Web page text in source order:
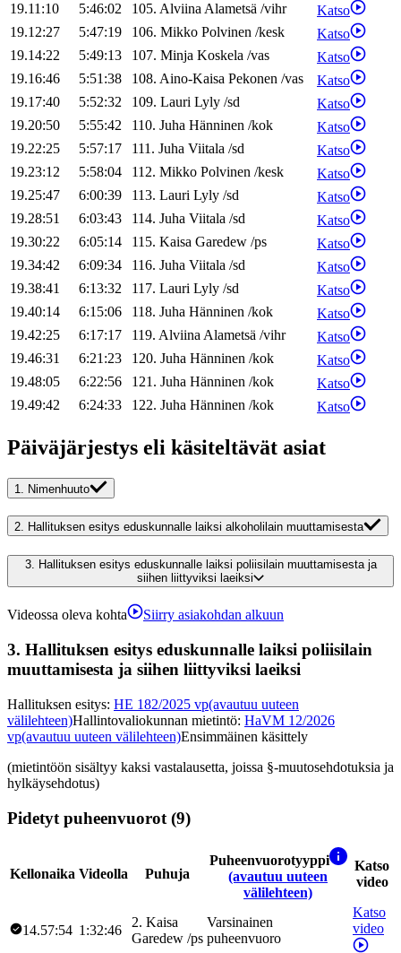
19.11:10
5:46:02 105. AlviinaAlametsä /vihr
Katso
19.12:27
5:47:19 106. Mikko Polvinen /kesk
Katso
19.14:22
5:49:13 107. Minja Koskela /vas
Katso
19.16:46
5:51:38 108. Aino-Kaisa Pekonen /vas
Katso
19.17:40
5:52:32 109. Lauri Lyly /sd
Katso
19.20:50
5:55:42 110. Juha Hänninen /kok
Katso
19.22:25
5:57:17 111. Juha Viitala /sd
Katso
19.23:12
5:58:04 112. Mikko Polvinen /kesk
Katso
19.25:47
6:00:39 113. Lauri Lyly /sd
Katso
19.28:51
6:03:43 114. Juha Viitala /sd
Katso
19.30:22
6:05:14 115. Kaisa Garedew /ps
Katso
19.34:42
6:09:34 116. Juha Viitala /sd
Katso
19.38:41
6:13:32 117. Lauri Lyly /sd
Katso
19.40:14
6:15:06 118. Juha Hänninen /kok
Katso
19.42:25
6:17:17 119. AlviinaAlametsä /vihr
Katso
19.46:31
6:21:23 120. Juha Hänninen /kok
Katso
19.48:05
6:22:56 121. Juha Hänninen /kok
Katso
19.49:42
6:24:33 122. Juha Hänninen /kok Katso
Päiväjärjestys eli käsiteltävät asiat
1. Nimenhuuto
2. Hallituksen esitys eduskunnalle laiksi alkoholilain muuttamisesta
3. Hallituksen esitys eduskunnalle laiksi poliisilain muuttamisesta ja
siihen liittyviksi laeiksi
Videossa oleva kohta Siirry asiakohdan alkuun
3. Hallituksen esitys eduskunnalle laiksi poliisilain
muuttamisesta ja siihen liittyviksi laeiksi
Hallituksen esitys: HE 182/2025 vp(avautuu uuteen
välilehteen)Hallintovaliokunnan mietintö: HaVM 12/2026
vp(avautuu uuteen välilehteen)Ensimmäinen käsittely
(mietintöön sisältyy kaksi vastalausetta, joissa §-muutosehdotuksia ja
hylkäysehdotus)
Pidetyt puheenvuorot (9)
Kellonaika Videolla Puhuja
Puheenvuorotyyppi
(avautuu uuteen
välilehteen)
Katso
video
14.57:54 1:32:46
2. Kaisa
Garedew /ps
Varsinainen
puheenvuoro
Katso
video